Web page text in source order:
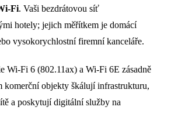
Fi. Vaši bezdrátovou síť
hotely; jejich měřítkem je domácí
vysokorychlostní firemní kanceláře.
Wi-Fi 6 (802.11ax) a Wi-Fi 6E zásadně
komerční objekty škálují infrastrukturu,
a poskytují digitální služby na